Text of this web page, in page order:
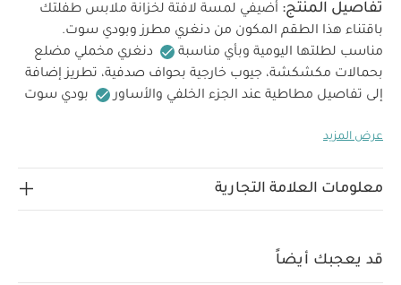
تفاصيل المنتج: أضيفي لمسة لافتة لخزانة ملابس طفلتك
باقتناء هذا الطقم المكون من دنغري مطرز وبودي سوت.
مناسب لطلتها اليومية وبأي مناسبة
دنغري مخملي مضلع
بحمالات مكشكشة، جيوب خارجية بحواف صدفية، تطريز إضافة
إلى تفاصيل مطاطية عند الجزء الخلفي والأساور
بودي سوت
الساقين
تستخدم المبيضات
تجفيف بالمجفف على درجة منخفضة
قد يعجبك أيضاً:
قماش عضوي بلون أبيض - 5 قطع
عرض المزيد
معلومات العلامة التجارية
قد يعجبك أيضاً